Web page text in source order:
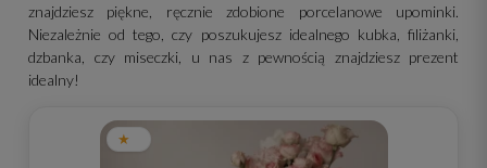
znajdziesz piękne, ręcznie zdobione porcelanowe upominki.
Niezależnie od tego, czy poszukujesz idealnego kubka, filiżanki,
dzbanka, czy miseczki, u nas z pewnością znajdziesz prezent
idealny!